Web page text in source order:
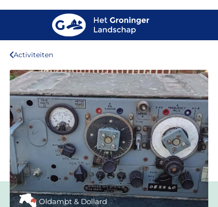
Activiteiten
Oldambt & Dollard